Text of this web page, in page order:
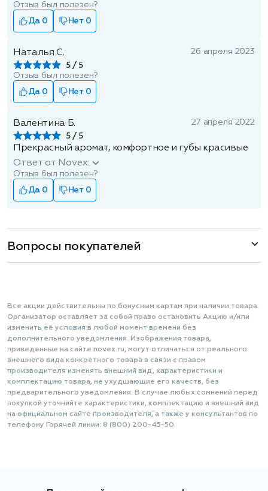
Отзыв был полезен?
Да 0
Нет 0
Наталья С.
5
26 апреля 2023
Отзыв был полезен?
Да 0
Нет 0
Валентина Б.
5
27 апреля 2022
Прекрасный аромат, комфортное и губы красивые
Ответ от Novex:
Отзыв был полезен?
Да 0
Нет 0
Вопросы покупателей
Все акции действительны по бонусным картам при наличии товара.
Организатор оставляет за собой право остановить Акцию и/или
изменить её условия в любой момент времени без
дополнительного уведомления. Изображения товара,
приведенные на сайте novex.ru, могут отличаться от реального
внешнего вида конкретного товара в связи с правом
производителя изменять внешний вид, характеристики и
комплектацию товара, не ухудшающие его качеств, без
предварительного уведомления. В случае любых сомнений перед
покупкой уточняйте характеристики, комплектацию и внешний вид
на официальном сайте производителя, а также у консультантов по
телефону Горячей линии: 8 (800) 200-45-50.